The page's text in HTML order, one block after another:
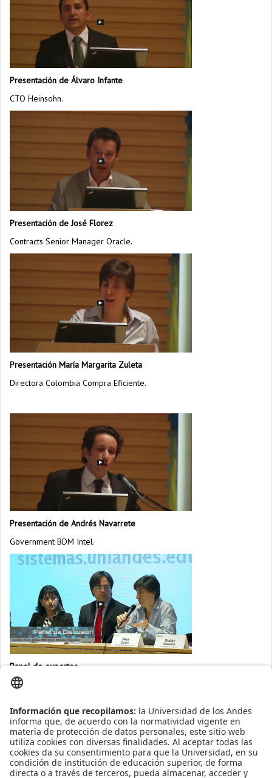
Presentación de Álvaro Infante
CTO Heinsohn.
Presentación de José Florez
Contracts Senior Manager Oracle.
Presentación María Margarita Zuleta
Directora Colombia Compra Eficiente.
Presentación de Andrés Navarrete
Government BDM Intel.
Panel de expertos
Presentaciones
Rubby Casallas
Presentación.
Adriana Salamanca - Enésima
Galería de imágenes